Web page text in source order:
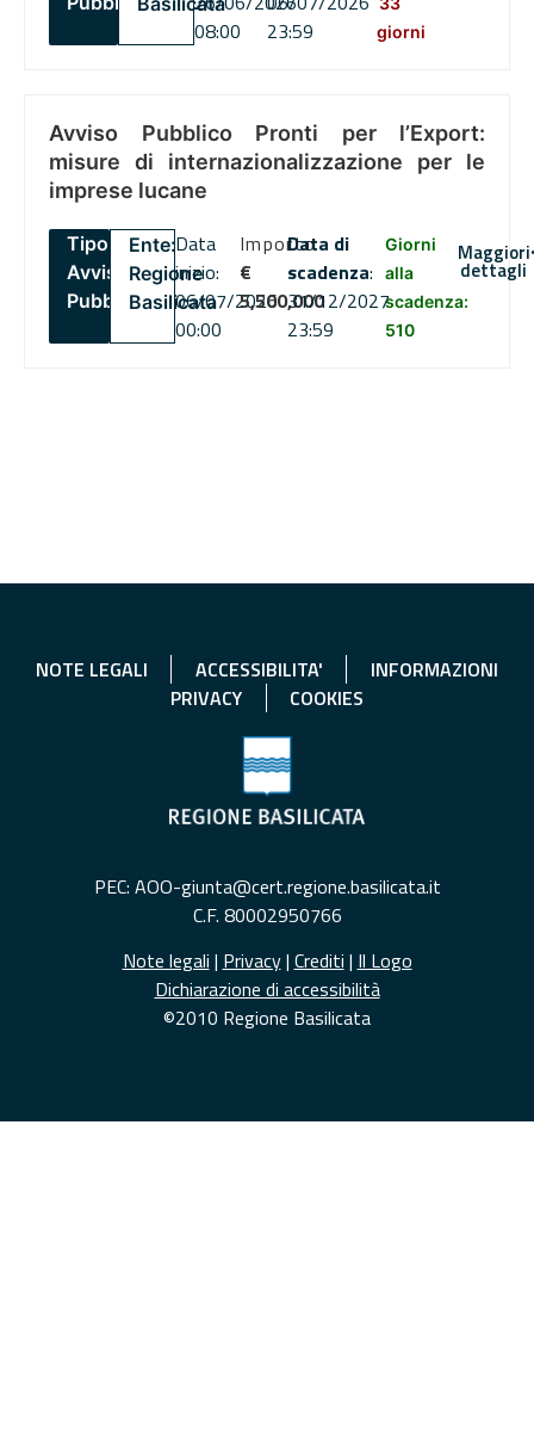
08:00
23:59
giorni
Avviso Pubblico Pronti per l’Export:
misure di internazionalizzazione per le
imprese lucane
Tipo:
Avviso
Pubblico
Ente:
Regione
Basilicata
Data
inizio:
06/07/2026
00:00
Importo
€
5,500,000
Data di
scadenza:
31/12/2027
23:59
Giorni
alla
scadenza:
510
Maggiori
dettagli
NOTE LEGALI ACCESSIBILITA'
INFORMAZIONI
PRIVACY
COOKIES
PEC: AOO-giunta@cert.regione.basilicata.it
C.F. 80002950766
Note legali | Privacy| Crediti | Il Logo
Dichiarazione di accessibilità
©2010 Regione Basilicata